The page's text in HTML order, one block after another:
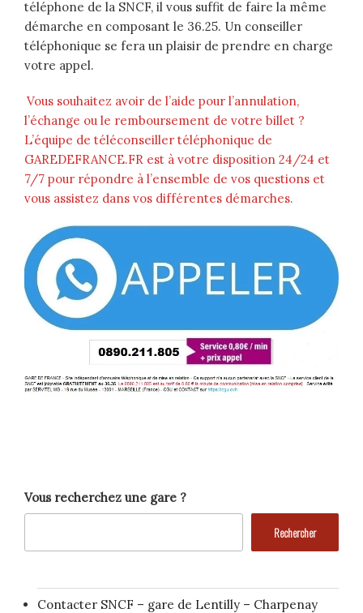
téléphone de la SNCF, il vous suffit de faire la même
démarche en composant le 36.25. Un conseiller
téléphonique se fera un plaisir de prendre en charge
votre appel.
Vous souhaitez avoir de l’aide pour l’annulation,
l’échange ou le remboursement de votre billet ?
L’équipe de téléconseiller téléphonique de
GAREDEFRANCE.FR est à votre disposition 24/24 et
7/7 pour répondre à l’ensemble de vos questions et
vous assistez dans vos différentes démarches.
Vous recherchez une gare ?
Rechercher
Contacter SNCF – gare de Lentilly – Charpenay